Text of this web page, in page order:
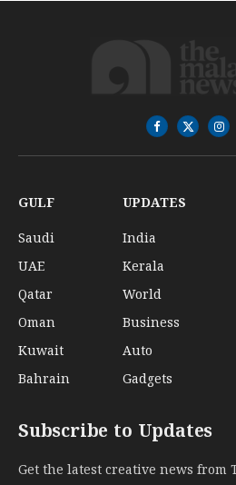
Facebook
X
GULF
Saudi
UAE
Qatar
Oman
Kuwait
Bahrain
UPDATES
India
Kerala
World
Business
Auto
Gadgets
Subscribe to Updates
Get the latest creative news from